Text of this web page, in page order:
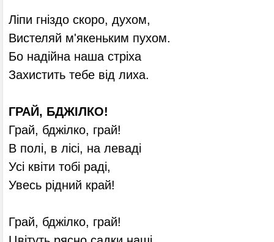
Ліпи гніздо скоро, духом,
Вистеляй м'якеньким пухом.
Бо надійна наша стріха
Захистить тебе від лиха.
ГРАЙ, БДЖІЛКО!
Грай, бджілко, грай!
В полі, в лісі, на леваді
Усі квіти тобі раді,
Увесь рідний край!
Грай, бджілко, грай!